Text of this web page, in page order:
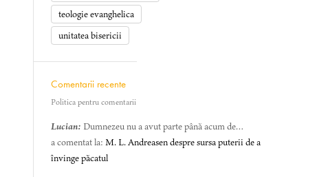
teologie evanghelica
unitatea bisericii
Comentarii recente
Politica pentru comentarii
Lucian: Dumnezeu nu a avut parte până acum de…
a comentat la:M. L. Andreasen despre sursa puterii de a
învinge păcatul